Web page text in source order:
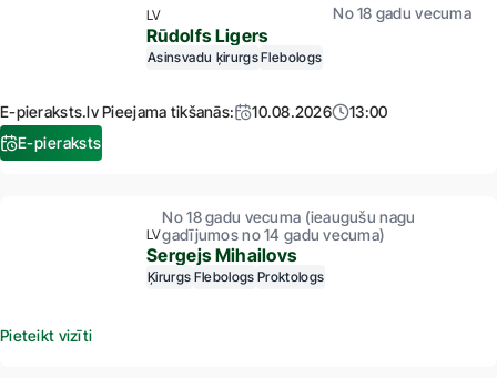
LV No 18 gadu vecuma
Rūdolfs Ligers
Asinsvadu ķirurgsFlebologs
E-pieraksts.lv Pieejama tikšanās: 10.08.2026
13:00
E-pieraksts
LV
No 18 gadu vecuma (ieaugušu nagu
gadījumos no 14 gadu vecuma)
Sergejs Mihailovs
Ķirurgs Flebologs Proktologs
Pieteikt vizīti